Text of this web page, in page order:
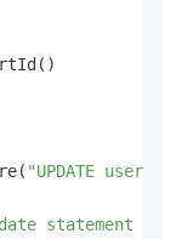
"UPDATE
statement